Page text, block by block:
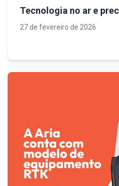
Tecnologia no ar e
27 de fevereiro de 2026